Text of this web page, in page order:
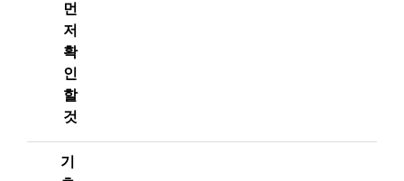
먼
저
확
인
할
것
기